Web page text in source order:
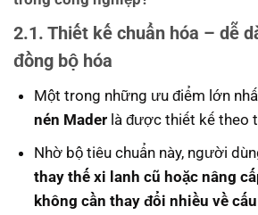
2.1. Thiết kế chuẩn hóa – dễ
đồng bộ hóa
Một trong những ưu điểm lớn
nén Maderlà được thiết kế theo
Nhờ bộ tiêu chuẩn này, người
thay thế xi lanh cũ hoặc nâng
không cần thay đổi nhiều về